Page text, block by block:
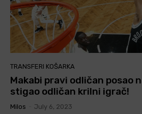
TRANSFERI KOŠARKA
Makabi pravi odličan posao
stigao odličan krilni igrač!
Milos July 6, 2023